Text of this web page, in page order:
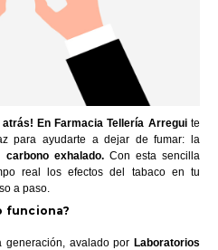
En Farmacia Tellería Arreguite
para ayudarte a dejar de fumar: la
exhalado.Con esta sencilla
real los efectos del tabaco en tu
a paso.
funciona?
generación, avalado por Laboratorios